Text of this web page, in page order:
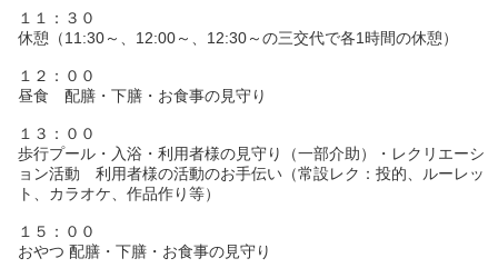
１１：３０
休憩（11:30～、12:00～、12:30～の三交代で各1時間の休憩）
１２：００
昼食 配膳・下膳・お食事の見守り
１３：００
歩行プール・入浴・利用者様の見守り（一部介助）・レクリエーシ
ョン活動 利用者様の活動のお手伝い（常設レク：投的、ルーレッ
ト、カラオケ、作品作り等）
１５：００
おやつ 配膳・下膳・お食事の見守り